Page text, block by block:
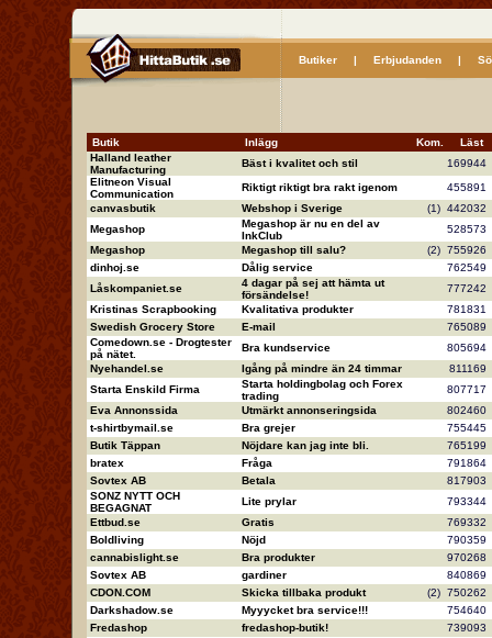
Butiker| Erbjudanden|
Butik Inlägg Kom.
Läst
Halland leather
Manufacturing
Bäst i kvalitet och stil
169944
Elitneon Visual
Communication
Riktigt riktigt bra rakt igenom
455891
canvasbutik
Webshop i Sverige (1) 442032
Megashop
Megashop är nu en del av
InkClub
528573
Megashop
Megashop till salu? (2) 755926
dinhoj.se
Dålig service
762549
Låskompaniet.se
4 dagar på sej att hämta ut
försändelse!
777242
Kristinas Scrapbooking
Kvalitativa produkter
781831
Swedish Grocery Store
E-mail
765089
Comedown.se - Drogtester
på nätet.
Bra kundservice
805694
Nyehandel.se
Igång på mindre än 24 timmar
811169
Starta Enskild Firma
Starta holdingbolag och Forex
trading
807717
Eva Annonssida
Utmärkt annonseringsida
802460
t-shirtbymail.se
Bra grejer
755445
Butik Täppan
Nöjdare kan jag inte bli.
765199
bratex
Fråga
791864
Sovtex AB
Betala
817903
SONZ NYTT OCH
BEGAGNAT
Lite prylar
793344
Ettbud.se
Gratis
769332
Boldliving
Nöjd
790359
cannabislight.se
Bra produkter
970268
Sovtex AB
gardiner
840869
CDON.COM
Skicka tillbaka produkt (2) 750262
Darkshadow.se
Myyycket bra service!!!
754640
Fredashop
fredashop-butik!
739093